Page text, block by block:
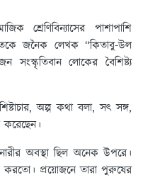
শ্রেণিবিন্যাসের পাশাপাশি
জনৈক লেখক “কিতাবু-উল
সংস্কৃতিবান লোকের বৈশিষ্ট্য
অল্প কথা বলা, সৎ সঙ্গ,
করেছেন।
অবস্থা ছিল অনেক উপরে।
করতো। প্রয়োজনে তারা পুরুষের